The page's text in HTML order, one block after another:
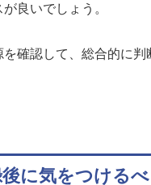
良いでしょう。
を確認して、総合的に判
に気をつける